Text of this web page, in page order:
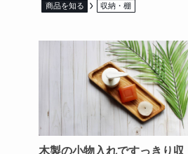
商品を知る 収納・棚
木製の小物入れですっきり収